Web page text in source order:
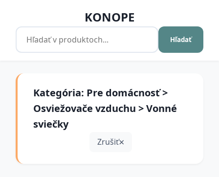
KONOPE
Hľadať
Kategória: Pre domácnosť >
Osviežovače vzduchu > Vonné
sviečky
Zrušiť